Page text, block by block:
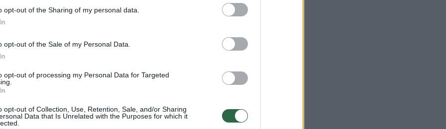
opt-out of the Sharing of my personal data.
opt-out of the Sale of my Personal Data.
opt-out of processing my Personal Data for Targeted
opt-out of Collection, Use, Retention, Sale, and/or Sharing
Data that Is Unrelated with the Purposes for which it
„Hegelmann“
„Topsport A lygos“
lyderiams
pagal „Kauno Žalgirio“ scenarijų.